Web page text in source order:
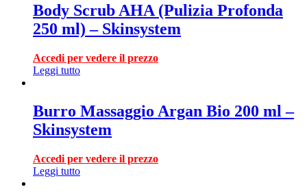
Body Scrub AHA (Pulizia Profonda
250 ml) – Skinsystem
Accedi per vedere il prezzo
Leggi tutto
Burro Massaggio Argan Bio 200 ml –
Skinsystem
Accedi per vedere il prezzo
Leggi tutto